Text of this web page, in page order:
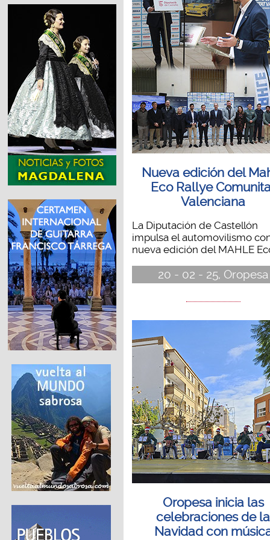
Nueva edición del
Eco Rallye
Valenciana
La Diputación de Castellón
impulsa el automovilismo
nueva edición del MAHLE
20 - 02 - 25, Oropesa
Oropesa inicia las
celebraciones de la
Navidad con